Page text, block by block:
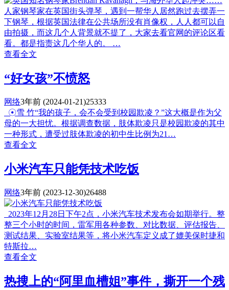
人家钢琴家在英国街头弹琴，遇到一帮华人居然跑过去摆弄一
下钢琴，根据英国法律在公共场所没有肖像权，人人都可以自
由拍摄，而这几个人背景就不提了，大家去看官网的评论区看
看。都是指责这几个华人的。 …
查看全文
“好女孩”不愤怒
网络3年前 (2024-01-21)25333
☉雪 竹“我的孩子，会不会受到校园欺凌？”这大概是作为父
母的一大担忧。根据调查数据，肢体欺凌只是校园欺凌的其中
一种形式，遭受过肢体欺凌的初中生比例为21…
查看全文
小米汽车只能凭技术吃饭
网络3年前 (2023-12-30)26488
2023年12月28日下午2点，小米汽车技术发布会如期举行。整
整三个小时的时间，雷军用各种参数、对比数据、评估报告、
测试结果、实验室结果等，将小米汽车定义成了媲美保时捷和
特斯拉…
查看全文
热搜上的“阿里血槽姐”事件，撕开一个残